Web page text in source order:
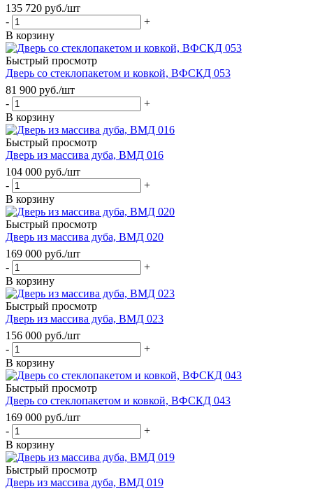
135 720 руб./шт
-
+
В корзину
Быстрый просмотр
Дверь со стеклопакетом и ковкой, ВФСКД 053
81 900 руб./шт
-
+
В корзину
Быстрый просмотр
Дверь из массива дуба, ВМД 016
104 000 руб./шт
-
+
В корзину
Быстрый просмотр
Дверь из массива дуба, ВМД 020
169 000 руб./шт
-
+
В корзину
Быстрый просмотр
Дверь из массива дуба, ВМД 023
156 000 руб./шт
-
+
В корзину
Быстрый просмотр
Дверь со стеклопакетом и ковкой, ВФСКД 043
169 000 руб./шт
-
+
В корзину
Быстрый просмотр
Дверь из массива дуба, ВМД 019